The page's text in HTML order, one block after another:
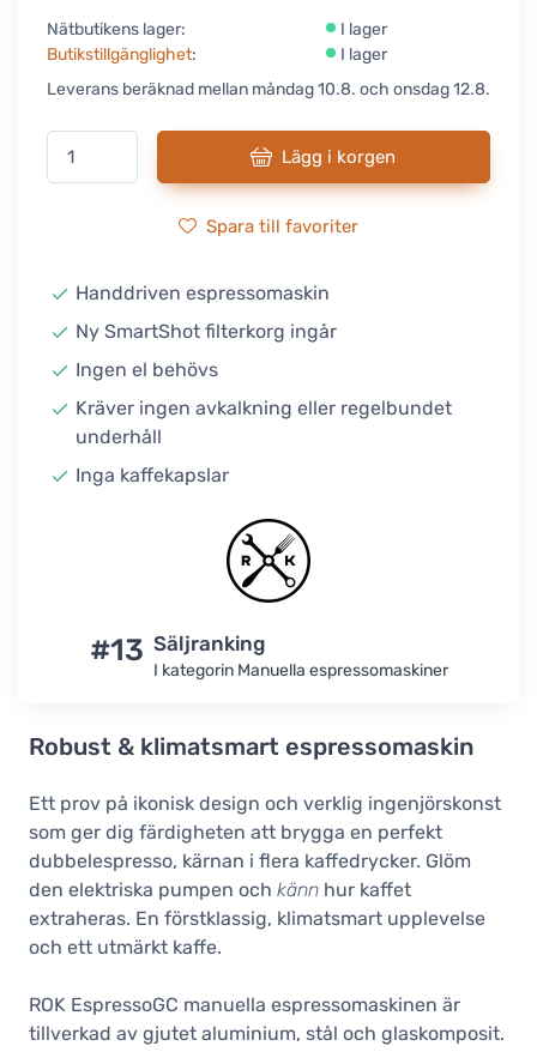
Nätbutikens lager:
I lager
Butikstillgänglighet:
I lager
Leverans beräknad mellan måndag 10.8. och onsdag 12.8.
Lägg i korgen
Spara till favoriter
Handdriven espressomaskin
Ny SmartShot filterkorg ingår
Ingen el behövs
Kräver ingen avkalkning eller regelbundet
underhåll
Inga kaffekapslar
#13 Säljranking
I kategorin Manuella espressomaskiner
Robust & klimatsmart espressomaskin
Ett prov på ikonisk design och verklig ingenjörskonst
som ger dig färdigheten att brygga en perfekt
dubbelespresso, kärnan i flera kaffedrycker. Glöm
den elektriska pumpen och känn hur kaffet
extraheras. En förstklassig, klimatsmart upplevelse
och ett utmärkt kaffe.
ROK EspressoGC manuella espressomaskinen är
tillverkad av gjutet aluminium, stål och glaskomposit.